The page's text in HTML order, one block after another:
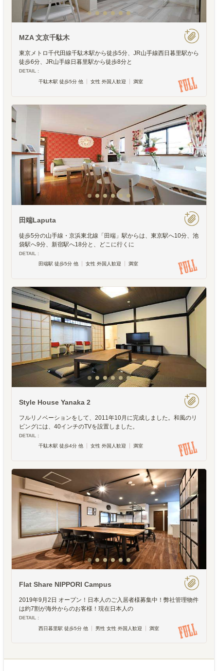
MZA 文京千駄木
東京メトロ千代田線千駄木駅から徒歩5分、JR山手線西日暮里駅から
徒歩6分、JR山手線日暮里駅から徒歩8分と
DETAIL :
千駄木駅 徒歩5分 他
女性 外国人歓迎 満室
田端Laputa
徒歩5分の山手線・京浜東北線「田端」駅からは、東京駅へ10分、池
袋駅へ9分、新宿駅へ18分と、どこに行くに
DETAIL :
田端駅 徒歩5分 他
女性 外国人歓迎 満室
Style House Yanaka 2
フルリノベーションをして、2011年10月に完成しました。和風のリ
ビングには、40インチのTVを設置しました。
DETAIL :
千駄木駅 徒歩4分 他
女性 外国人歓迎 満室
Flat Share NIPPORI Campus
2019年9月2日 オープン！日本人のご入居者様募集中！弊社管理物件
は約7割が海外からのお客様！現在日本人の
DETAIL :
西日暮里駅 徒歩5分 他
男性 女性 外国人歓迎 満室